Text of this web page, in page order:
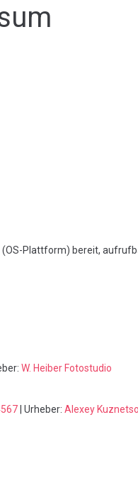
(OS-Plattform) bereit,
W. Heiber Fotostudio
| Urheber: Alexey